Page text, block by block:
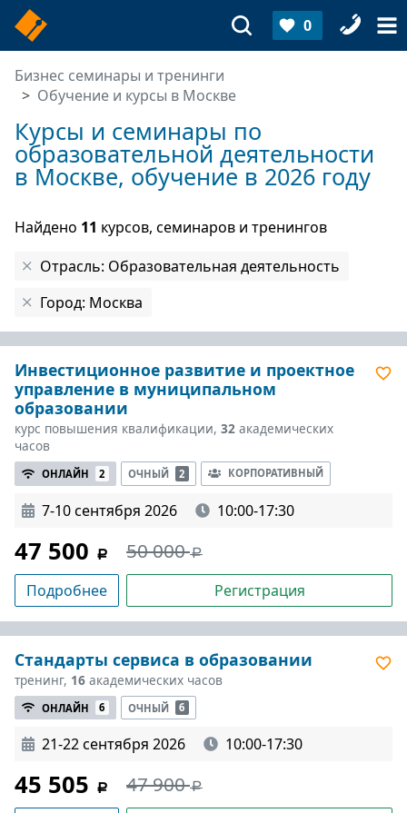
0
Бизнес семинары и тренинги
Обучение и курсы в Москве
Курсы и семинары по
образовательной деятельности
в Москве, обучение в 2026 году
Найдено 11 курсов, семинаров и тренингов
Отрасль: Образовательная деятельность
Город: Москва
Инвестиционное развитие и проектное
управление в муниципальном
образовании
курс повышения квалификации, 32 академических
часов
ОНЛАЙН 2 ОЧНЫЙ 2 КОРПОРАТИВНЫЙ
7-10 сентября 2026 10:00-17:30
47 500 50 000
Подробнее Регистрация
Стандарты сервиса в образовании
тренинг, 16 академических часов
ОНЛАЙН 6 ОЧНЫЙ 6
21-22 сентября 2026 10:00-17:30
45 505 47 900